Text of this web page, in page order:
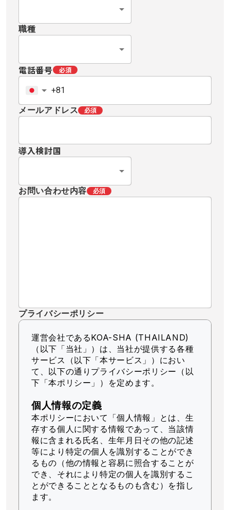
職種
電話番号 必須
メールアドレス 必須
導入検討国
お問い合わせ内容 必須
プライバシーポリシー
運営会社であるKOA-SHA (THAILAND)
（以下「当社」） は、当社が提供する各種
サービス（以下「本サービス」）におい
て、以下の通りプライバシーポリシー（以
下「本ポリシー」）を定めます。
個人情報の定義
本ポリシーにおいて「個人情報」とは、生
存する個人に関する情報であって、当該情
報に含まれる氏名、生年月日その他の記述
等により特定の個人を識別することができ
るもの（他の情報と容易に照合することが
でき、それにより特定の個人を識別するこ
とができることとなるものも含む）を指し
ます。